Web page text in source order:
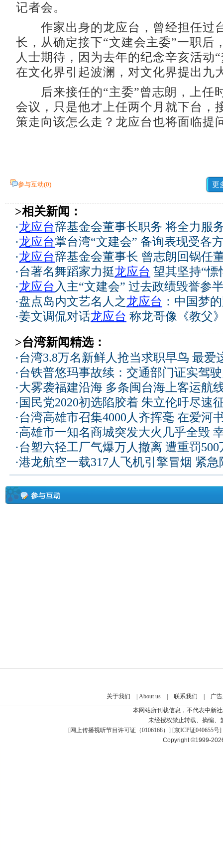
记者会。
作家出身的龙应台，曾经担任过
长，从确定接下“文建会主委”一职后
人士期待，因为去年的纪念辛亥活动
在文化界引起波澜，对文化界提出九
后来接任的“主委”曾志朗，上任
会议，只是他才上任两个月就下台，
策走向该怎么走？龙应台也将面临提
参与互动(0) 更
>相关新闻：
·龙应台辞基金会董事长职务 将全力服
·龙应台掌台湾“文建会” 备询表现受各
·龙应台辞基金会董事长 曾志朗回锅任
·台著名舞蹈家力挺龙应台 望其坚持“慓
·龙应台入主“文建会” 过去政绩毁誉参
·盘点岛内文艺名人之龙应台 ：中国梦
·姜文调侃对话龙应台 称龙哥像《教父
>台湾新闻精选：
·台湾3.8万名新鲜人抢当求职早鸟 最爱
·台铁普悠玛事故续：交通部门证实驾
·大雾袭福建沿海 多条闽台海上客运航
· 国民党2020初选陷胶着 朱立伦吁尽速
·台湾高雄市召集4000人齐挥毫 在爱河
·高雄市一知名商城突发大火几乎全毁
·台塑六轻工厂气爆万人撤离 遭重罚
·港龙航空一载317人飞机引擎冒烟 紧
关于我们 About us| 联系我们
广
本网站所刊载信息，不代表中新
未经授权禁止转载、摘编、
[网上传播视听节目许可证（0106168） ] [京ICP证040655号]
Copyright ©1999-